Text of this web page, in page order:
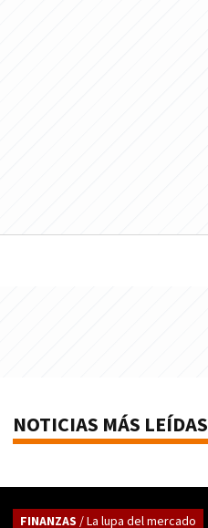
NOTICIAS MÁS LEÍDAS
FINANZAS / La lupa del mercado